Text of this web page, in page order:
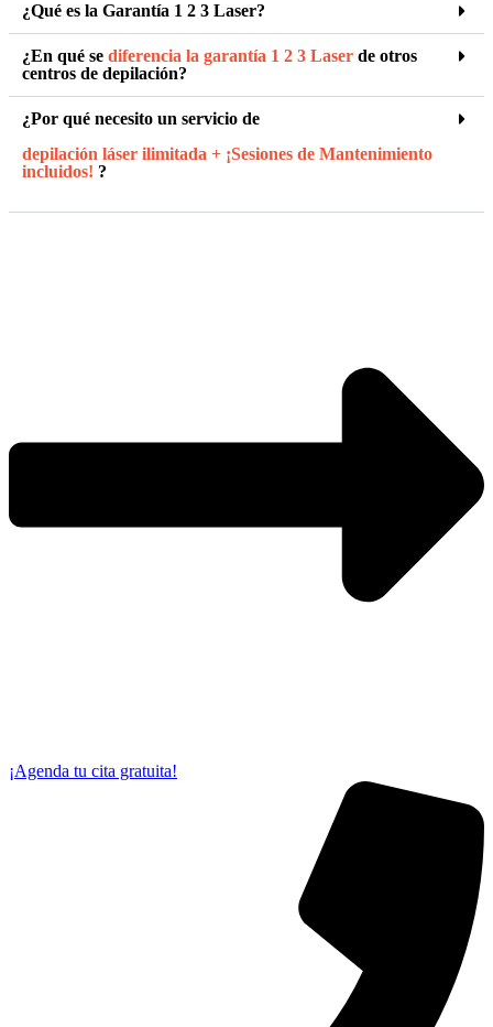
¿Qué es la Garantía 1 2 3 Laser?
¿En qué se diferencia la garantía 1 2 3 Laser de otros
centros de depilación?
¿Por qué necesito un servicio de
depilación láser ilimitada + ¡Sesiones de Mantenimiento
incluidos! ?
¡Agenda tu cita gratuita!